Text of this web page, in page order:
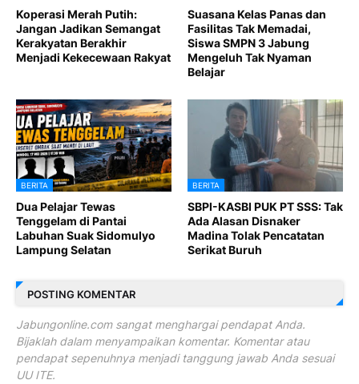
Koperasi Merah Putih:
Jangan Jadikan Semangat
Kerakyatan Berakhir
Menjadi Kekecewaan Rakyat
Suasana Kelas Panas dan
Fasilitas Tak Memadai,
Siswa SMPN 3 Jabung
Mengeluh Tak Nyaman
Belajar
BERITA
Dua Pelajar Tewas
Tenggelam di Pantai
Labuhan Suak Sidomulyo
Lampung Selatan
BERITA
SBPI-KASBI PUK PT SSS: Tak
Ada Alasan Disnaker
Madina Tolak Pencatatan
Serikat Buruh
POSTING KOMENTAR
Jabungonline.com sangat menghargai pendapat Anda.
Bijaklah dalam menyampaikan komentar. Komentar atau
pendapat sepenuhnya menjadi tanggung jawab Anda sesuai
UU ITE.